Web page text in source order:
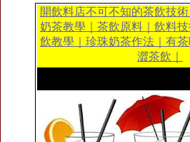
開飲料店不可不知的茶飲技
奶茶教學｜茶飲原料｜飲料
飲教學｜珍珠奶茶作法｜有
澀茶飲｜